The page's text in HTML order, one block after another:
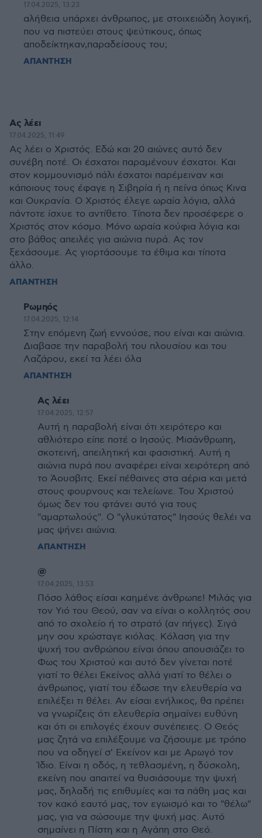
17.04.2025, 13:23
αλήθεια υπάρχει άνθρωπος, με στοιχειώδη λογική,
που να πιστεύει στους ψεύτικους, όπως
αποδείκτηκαν,παραδείσους του;
ΑΠΑΝΤΗΣΗ
Ας λέει
17.04.2025, 11:49
Ας λέει ο Χριστός. Εδώ και 20 αιώνες αυτό δεν
συνέβη ποτέ. Οι έσχατοι παραμένουν έσχατοι. Και
στον κομμουνισμό πάλι έσχατοι παρέμειναν και
κάποιους τους έφαγε η Σιβηρία ή η πείνα όπως Κινα
και Ουκρανία. Ο Χριστός έλεγε ωραία λόγια, αλλά
πάντοτε ίσχυε το αντίθετο. Τίποτα δεν προσέφερε ο
Χριστός στον κόσμο. Μόνο ωραία κούφια λόγια και
στο βάθος απειλές για αιώνια πυρά. Ας τον
ξεχάσουμε. Ας γιορτάσουμε τα έθιμα και τίποτα
άλλο.
ΑΠΑΝΤΗΣΗ
Ρωμηός
17.04.2025, 12:14
Στην επόμενη ζωή εννούσε, που είναι και αιώνια.
Διαβασε την παραβολή του πλουσίου και του
Λαζάρου, εκεί τα λέει όλα
ΑΠΑΝΤΗΣΗ
Ας λέει
17.04.2025, 12:57
Αυτή η παραβολή είναι ότι χειρότερο και
αθλιότερο είπε ποτέ ο Ιησούς. Μισάνθρωπη,
σκοτεινή, απειλητική και φασιστική. Αυτή η
αιώνια πυρά που αναφέρει είναι χειρότερη από
το Άουσβιτς. Εκεί πέθαινες στα αέρια και μετά
στους φουρνους και τελείωνε. Του Χριστού
όμως δεν του φτάνει αυτό για τους
"αμαρτωλούς". Ο "γλυκύτατος" Ιησούς θελέι να
μας ψήνει αιώνια.
ΑΠΑΝΤΗΣΗ
@
17.04.2025, 13:53
Πόσο λάθος είσαι καημένε άνθρωπε! Μιλάς για
τον Υιό του Θεού, σαν να είναι ο κολλητός σου
από το σχολείο ή το στρατό (αν πήγες). Σιγά
μην σου χρώσταγε κιόλας. Κόλαση για την
ψυχή του ανθρώπου είναι όπου απουσιάζει το
Φως του Χριστού και αυτό δεν γίνεται ποτέ
γιατί το θέλει Εκείνος αλλά γιατί το θέλει ο
άνθρωπος, γιατί του έδωσε την ελευθερία να
επιλέξει τι θέλει. Αν είσαι ενήλικος, θα πρέπει
να γνωρίζεις ότι ελευθερία σημαίνει ευθύνη
και ότι οι επιλογές έχουν συνέπειες. Ο Θεός
μας ζητά να επιλέξουμε να ζήσουμε με τρόπο
που να οδηγεί σ' Εκείνον και με Αρωγό τον
Ίδιο. Είναι η οδός, η τεθλασμένη, η δύσκολη,
εκείνη που απαιτεί να θυσιάσουμε την ψυχή
μας, δηλαδή τις επιθυμίες και τα πάθη μας και
τον κακό εαυτό μας, τον εγωισμό και το "θέλω"
μας, για να σώσουμε την ψυχή μας. Αυτό
σημαίνει η Πίστη και η Αγάπη στο Θεό.